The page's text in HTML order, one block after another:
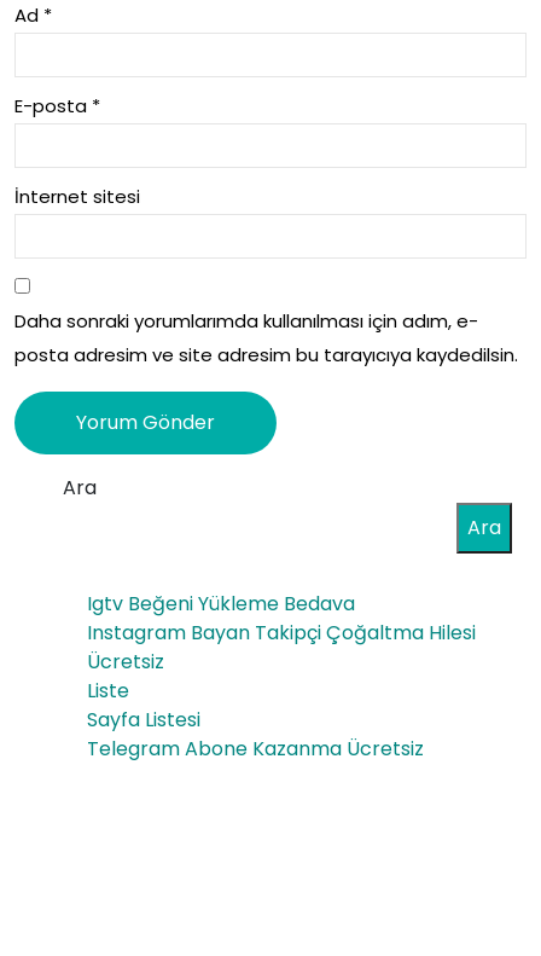
Ad *
E-posta *
İnternet sitesi
Daha sonraki yorumlarımda kullanılması için adım, e-
posta adresim ve site adresim bu tarayıcıya kaydedilsin.
Ara
Ara
Igtv Beğeni Yükleme Bedava
Instagram Bayan Takipçi Çoğaltma Hilesi
Ücretsiz
Liste
Sayfa Listesi
Telegram Abone Kazanma Ücretsiz